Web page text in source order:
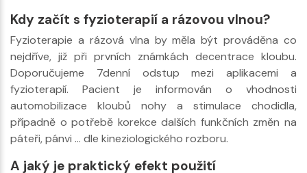
Kdy začít s fyzioterapií a rázovou vlnou?
Fyzioterapie a rázová vlna by měla být prováděna co
nejdříve, již při prvních známkách decentrace kloubu.
Doporučujeme 7denní odstup mezi aplikacemi a
fyzioterapií. Pacient je informován o vhodnosti
automobilizace kloubů nohy a stimulace chodidla,
případně o potřebě korekce dalších funkčních změn na
páteři, pánvi … dle kineziologického rozboru.
A jaký je praktický efekt použití